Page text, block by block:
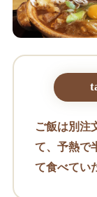
ご飯は別注
て、予熱で
て食べてい